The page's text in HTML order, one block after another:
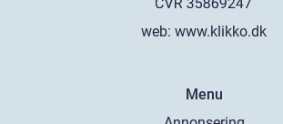
web: www.klikko.dk
Menu